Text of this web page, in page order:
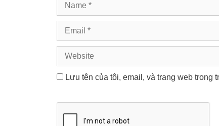
Email
Website
Lưu tên của tôi, email, và trang web trong